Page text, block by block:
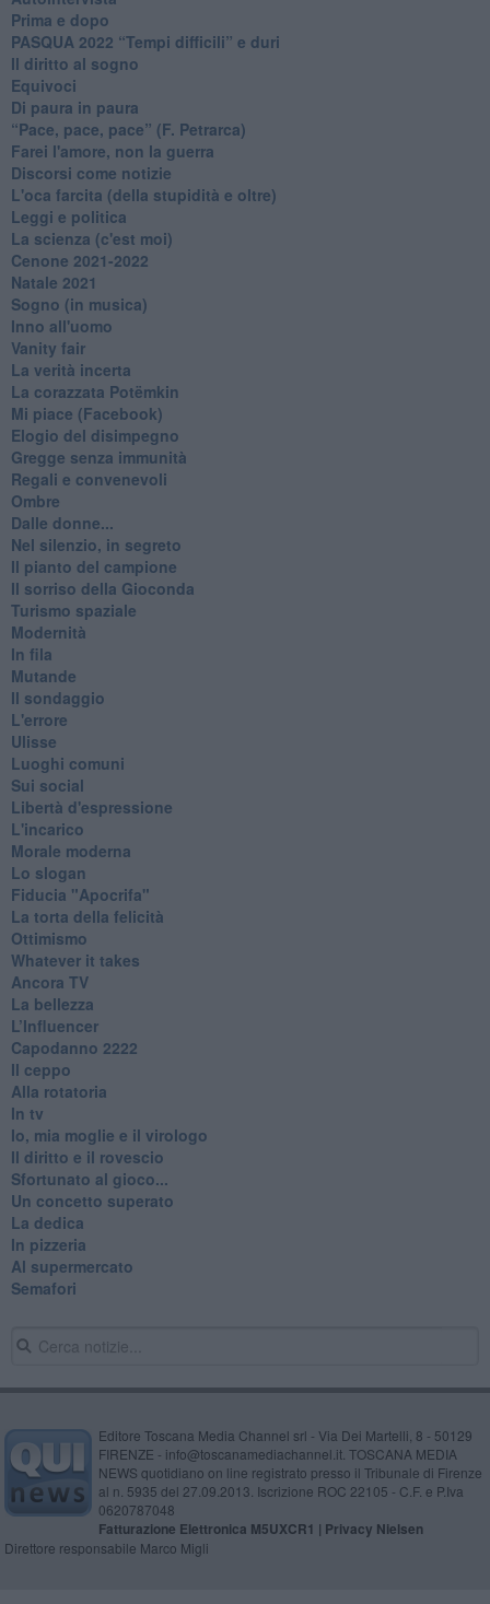
Prima e dopo
​PASQUA 2022 “Tempi difficili” e duri
Il diritto al sogno
Equivoci
Di paura in paura
​“Pace, pace, pace” (F. Petrarca)
Farei l'amore, non la guerra
Discorsi come notizie
L'oca farcita (della stupidità e oltre)
Leggi e politica
La scienza (c'est moi)
Cenone 2021-2022
Natale 2021
Sogno (in musica)
Inno all'uomo
Vanity fair
La verità incerta
La corazzata Potëmkin
Mi piace (Facebook)
Elogio del disimpegno
Gregge senza immunità
Regali e convenevoli
Ombre
Dalle donne...
Nel silenzio, in segreto
Il pianto del campione
Il sorriso della Gioconda
Turismo spaziale
Modernità
In fila
Mutande
Il sondaggio
L'errore
Ulisse
Luoghi comuni
Sui social
Libertà d'espressione
L'incarico
Morale moderna
Lo slogan
Fiducia "Apocrifa"
La torta della felicità
Ottimismo
Whatever it takes
Ancora TV
La bellezza
L’Influencer
​Capodanno 2222
Il ceppo
Alla rotatoria
In tv
Io, mia moglie e il virologo
Il diritto e il rovescio
Sfortunato al gioco...
Un concetto superato
La dedica
In pizzeria
Al supermercato
Semafori
Editore Toscana Media Channel srl - Via Dei Martelli, 8 - 50129
FIRENZE - info@toscanamediachannel.it. TOSCANA MEDIA
NEWS quotidiano on line registrato presso il Tribunale di Firenze
al n. 5935 del 27.09.2013. Iscrizione ROC 22105 - C.F. e P.Iva
0620787048
Fatturazione Elettronica M5UXCR1 | Privacy Nielsen
Direttore responsabile Marco Migli